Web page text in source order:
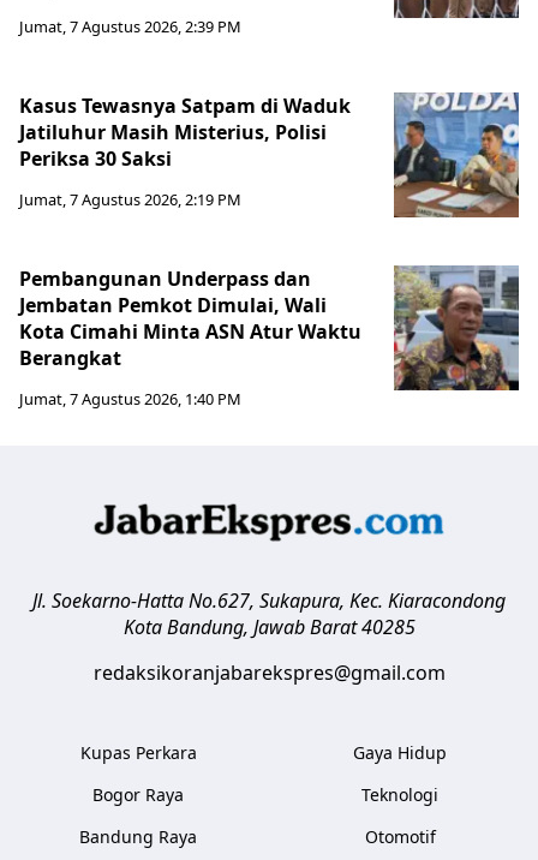
Jumat, 7 Agustus 2026, 2:39 PM
Kasus Tewasnya Satpam di Waduk
Jatiluhur Masih Misterius, Polisi
Periksa 30 Saksi
Jumat, 7 Agustus 2026, 2:19 PM
Pembangunan Underpass dan
Jembatan Pemkot Dimulai, Wali
Kota Cimahi Minta ASN Atur Waktu
Berangkat
Jumat, 7 Agustus 2026, 1:40 PM
Jl. Soekarno-Hatta No.627, Sukapura, Kec. Kiaracondong
Kota Bandung, Jawab Barat 40285
redaksikoranjabarekspres@gmail.com
Kupas Perkara
Bogor Raya
Bandung Raya
Gaya Hidup
Teknologi
Otomotif